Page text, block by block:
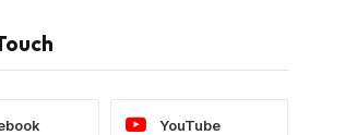
YouTube